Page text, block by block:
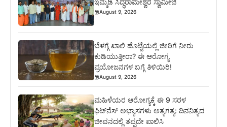
ಇಮ್ಮಡಿ ಸಿದ್ಧರಾಮೇಶ್ವರ ಸ್ವಾಮೀಜಿ
August 9, 2026
ಬೆಳಗ್ಗೆ ಖಾಲಿ ಹೊಟ್ಟೆಯಲ್ಲಿ ಜೀರಿಗೆ ನೀರು
ಕುಡಿಯುತ್ತೀರಾ? ಈ ಆರೋಗ್ಯ
ಪ್ರಯೋಜನಗಳ ಬಗ್ಗೆ ತಿಳಿಯಿರಿ!
August 9, 2026
ಮಹಿಳೆಯರ ಆರೋಗ್ಯಕ್ಕೆ ಈ 9 ಸರಳ
ಫಿಟ್‌ನೆಸ್‌ ಅಭ್ಯಾಸಗಳು ಅತ್ಯಗತ್ಯ: ದಿನನಿತ್ಯದ
ಜೀವನದಲ್ಲಿ ತಪ್ಪದೇ ಪಾಲಿಸಿ